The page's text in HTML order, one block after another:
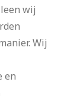
wij
Wij
en